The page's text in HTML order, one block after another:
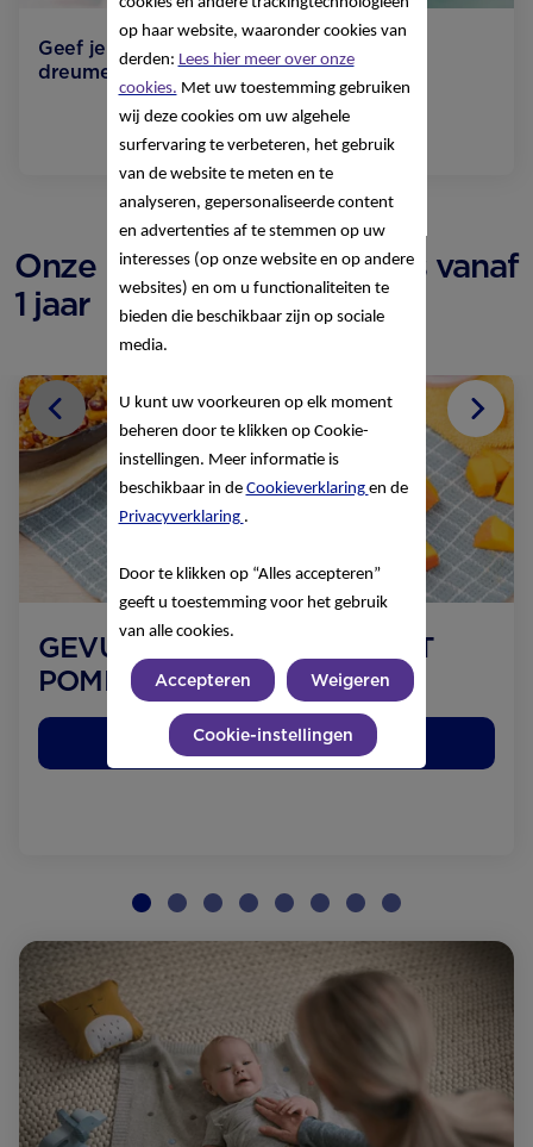
Geef je peuter een beetje extra met
dreumesmelk!
Lees meer
Onze recepten voor baby’s vanaf
1 jaar
GEVULDE AUBERGINES MET
POMPOEN
Bekijk het recept
op haar website, waaronder cookies van
derden: Lees hier meer over onze
cookies. Met uw toestemming gebruiken
wij deze cookies om uw algehele
surfervaring te verbeteren, het gebruik
van de website te meten en te
analyseren, gepersonaliseerde content
en advertenties af te stemmen op uw
interesses (op onze website en op andere
websites) en om u functionaliteiten te
bieden die beschikbaar zijn op sociale
media.
U kunt uw voorkeuren op elk moment
beheren door te klikken op Cookie-
instellingen. Meer informatie is
beschikbaar in de Cookieverklaring en de
Privacyverklaring .
Door te klikken op “Alles accepteren”
geeft u toestemming voor het gebruik
van alle cookies.
Accepteren Weigeren
Cookie-instellingen